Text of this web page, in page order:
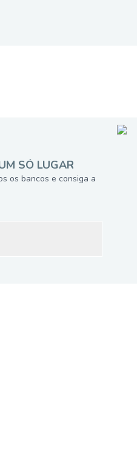
SÓ LUGAR
os bancos e consiga a